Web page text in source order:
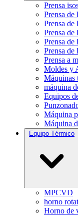
Prensa
Prensa de
Prensa de
Prensa de
Prensa de
Prensa de
Prensa a
Moldes y
Máquinas
máquina
Equipos
Máquina
Máquina
Equipo Térmico
MPCVD
horno
Horno de